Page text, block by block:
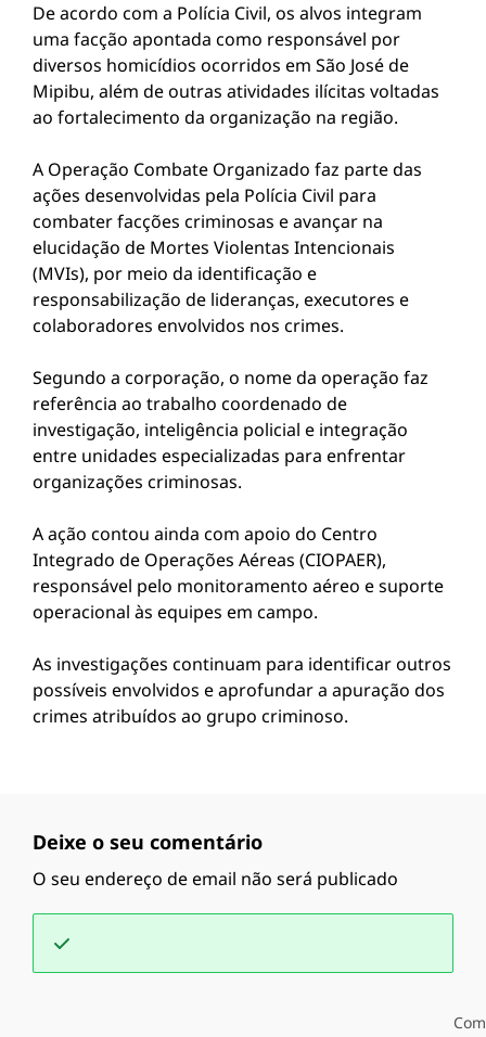
De acordo com a Polícia Civil, os alvos integram
uma facção apontada como responsável por
diversos homicídios ocorridos em São José de
Mipibu, além de outras atividades ilícitas voltadas
ao fortalecimento da organização na região.
A Operação Combate Organizado faz parte das
ações desenvolvidas pela Polícia Civil para
combater facções criminosas e avançar na
elucidação de Mortes Violentas Intencionais
(MVIs), por meio da identificação e
responsabilização de lideranças, executores e
colaboradores envolvidos nos crimes.
Segundo a corporação, o nome da operação faz
referência ao trabalho coordenado de
investigação, inteligência policial e integração
entre unidades especializadas para enfrentar
organizações criminosas.
A ação contou ainda com apoio do Centro
Integrado de Operações Aéreas (CIOPAER),
responsável pelo monitoramento aéreo e suporte
operacional às equipes em campo.
As investigações continuam para identificar outros
possíveis envolvidos e aprofundar a apuração dos
crimes atribuídos ao grupo criminoso.
Deixe o seu comentário
O seu endereço de email não será publicado